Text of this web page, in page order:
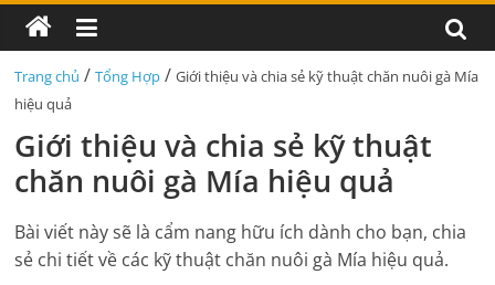
Trang chủ /Tổng Hợp /Giới thiệu và chia sẻ kỹ thuật chăn nuôi gà Mía
hiệu quả
Giới thiệu và chia sẻ kỹ thuật
chăn nuôi gà Mía hiệu quả
Bài viết này sẽ là cẩm nang hữu ích dành cho bạn, chia
sẻ chi tiết về các kỹ thuật chăn nuôi gà Mía hiệu quả.